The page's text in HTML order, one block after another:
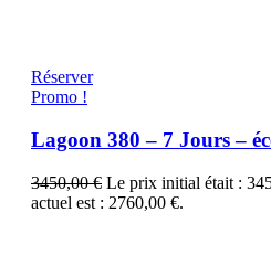
Réserver
Promo !
Lagoon 380 – 7 Jours –
3450,00€ Le prix initial était :
actuel est : 2760,00 €.